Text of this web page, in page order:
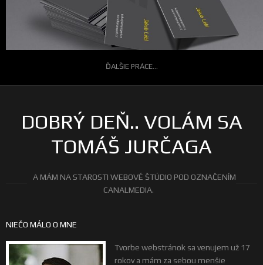
ĎALŠIE PRÁCE...
DOBRÝ DEŇ.. VOLÁM SA
TOMÁŠ JURČAGA
A MÁM NA STAROSTI WEBOVÉ ŠTÚDIO POD OZNAČENÍM
CANALMEDIA.
NIEČO MÁLO O MNE
Tvorbe webstránok sa venujem už 17
rokov a mám za sebou menšie